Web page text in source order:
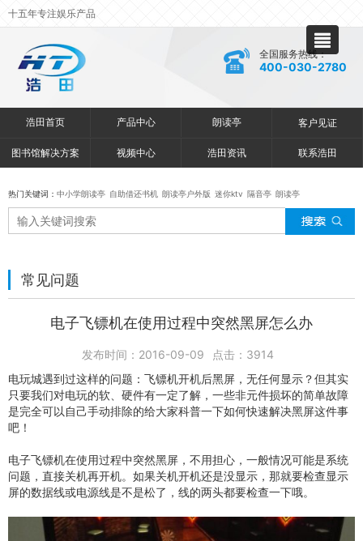
十五年专注娱乐产品
全国服务热线：
400-030-2780
浩田首页 产品中心 朗读亭 客户见证
图书馆解决方案 视频中心 浩田资讯 联系浩田
热门关键词： 中小学朗读亭 自助借还书机 朗读亭户外版 迷你ktv 隔音亭 朗读亭
常见问题
电子飞镖机在使用过程中突然黑屏怎么办
发布时间：2016-09-09 点击： 3914
电玩城遇到过这样的问题：飞镖机开机后黑屏，无任何显示？但其实
只要我们对电玩的软、硬件有一定了解，一些非元件损坏的简单故障
是完全可以自己手动排除的给大家科普一下如何快速解决黑屏这件事
吧！
电子飞镖机在使用过程中突然黑屏，不用担心，一般情况可能是系统
问题，直接关机再开机。如果关机开机还是没显示，那就要检查显示
屏的数据线或电源线是不是松了，线的两头都要检查一下哦。